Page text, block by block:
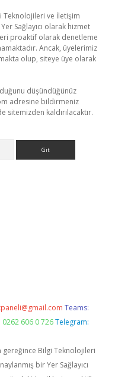
Teknolojileri ve İletişim
Sağlayıcı olarak hizmet
proaktif olarak denetleme
Ancak, üyelerimiz
olup, siteye üye olarak
düşündüğünüz
adresine bildirmeniz
sitemizden kaldırılacaktır.
Teams:
606 0 726 Telegram:
gereğince Bilgi Teknolojileri
bir Yer Sağlayıcı